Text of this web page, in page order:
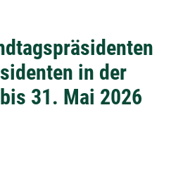
in der
31. Mai 2026